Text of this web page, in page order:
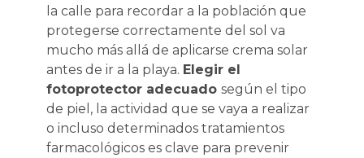
la calle para recordar a la población que
protegerse correctamente del sol va
mucho más allá de aplicarse crema solar
antes de ir a la playa. Elegir el
fotoprotector adecuado según el tipo
de piel, la actividad que se vaya a realizar
o incluso determinados tratamientos
farmacológicos es clave para prevenir